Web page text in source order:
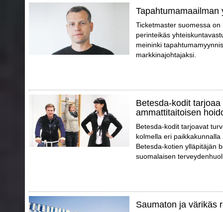
Tapahtumamaailman
Ticketmaster suomessa
perinteikäs
meininki
markkinajohtajaksi.
Betesda-kodit
ammattitaitoisen
Betesda-kodit tarjoavat
kolmella eri
Betesda-kotien ylläpitäjän
suomalaisen
Saumaton ja värikäs